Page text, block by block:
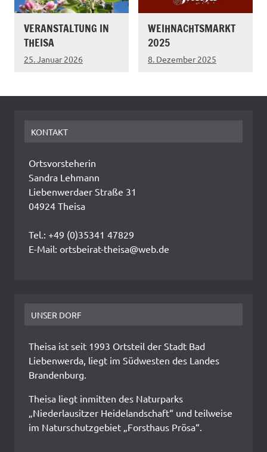
VERANSTALTUNG IN
THEISA
25. Januar 2026
WEIHNACHTSMARKT
2025
8. Dezember 2025
KONTAKT
Ortsvorsteherin
Sandra Lehmann
Liebenwerdaer Straße 31
04924 Theisa
Tel.: +49 (0)35341 47829
E-Mail: ortsbeirat-theisa@web.de
UNSER DORF
Theisa ist seit 1993 Ortsteil der Stadt Bad
Liebenwerda, liegt im Südwesten des Landes
Brandenburg.
Theisa liegt inmitten des Naturparks
„Niederlausitzer Heidelandschaft“ und teilweise
im Naturschutzgebiet „Forsthaus Prösa“.